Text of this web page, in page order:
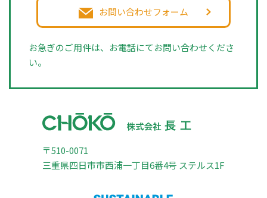
お問い合わせフォーム
お急ぎのご用件は、お電話にてお問い合わせくださ
い。
〒510-0071
三重県四日市市西浦一丁目6番4号 ステルス1F